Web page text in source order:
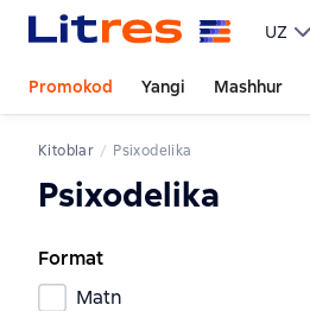
UZ
Promokod Yangi Mashhur
Kitoblar Psixodelika
Psixodelika
Format
Matn